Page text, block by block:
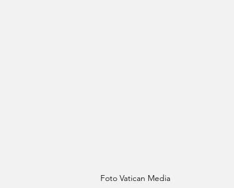
Foto Vatican Media